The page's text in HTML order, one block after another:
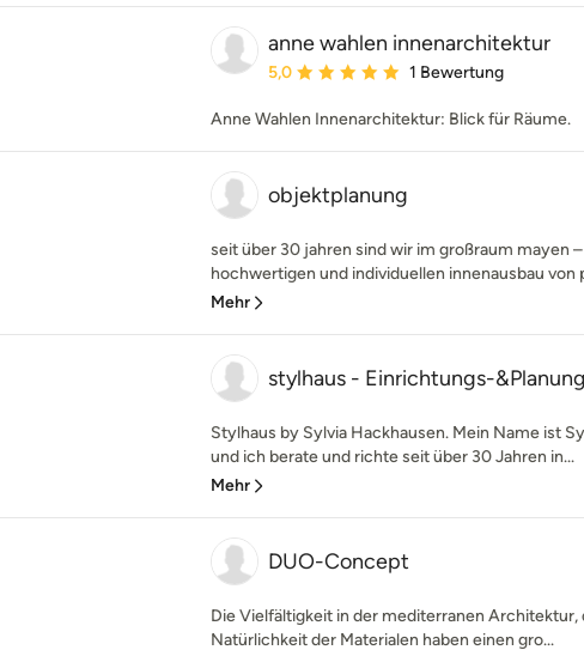
anne wahlen innenarchitektur
Durchschnittliche Bewertung: 5 von 5
5,0 1 Bewertung
Anne Wahlen Innenarchitektur: Blick für Räume.
objektplanung
seit über 30 jahren sind wir im großraum mayen
hochwertigen und individuellen innenausbau von
Mehr
stylhaus - Einrichtungs-
Stylhaus by Sylvia Hackhausen. Mein Name ist
und ich berate und richte seit über 30 Jahren in...
Mehr
DUO-Concept
Die Vielfältigkeit in der mediterranen Architektur,
Natürlichkeit der Materialen haben einen gro...